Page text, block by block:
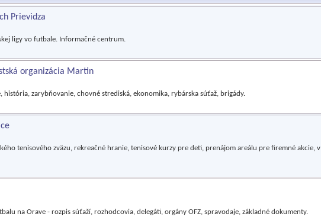
Prievidza
ligy vo futbale. Informačné centrum.
organizácia Martin
história, zarybňovanie, chovné strediská, ekonomika, rybárska súťaž, brigády.
tenisového zväzu, rekreačné hranie, tenisové kurzy pre deti, prenájom areálu pre firemné akcie, v
na Orave - rozpis súťaží, rozhodcovia, delegáti, orgány OFZ, spravodaje, základné dokumenty.